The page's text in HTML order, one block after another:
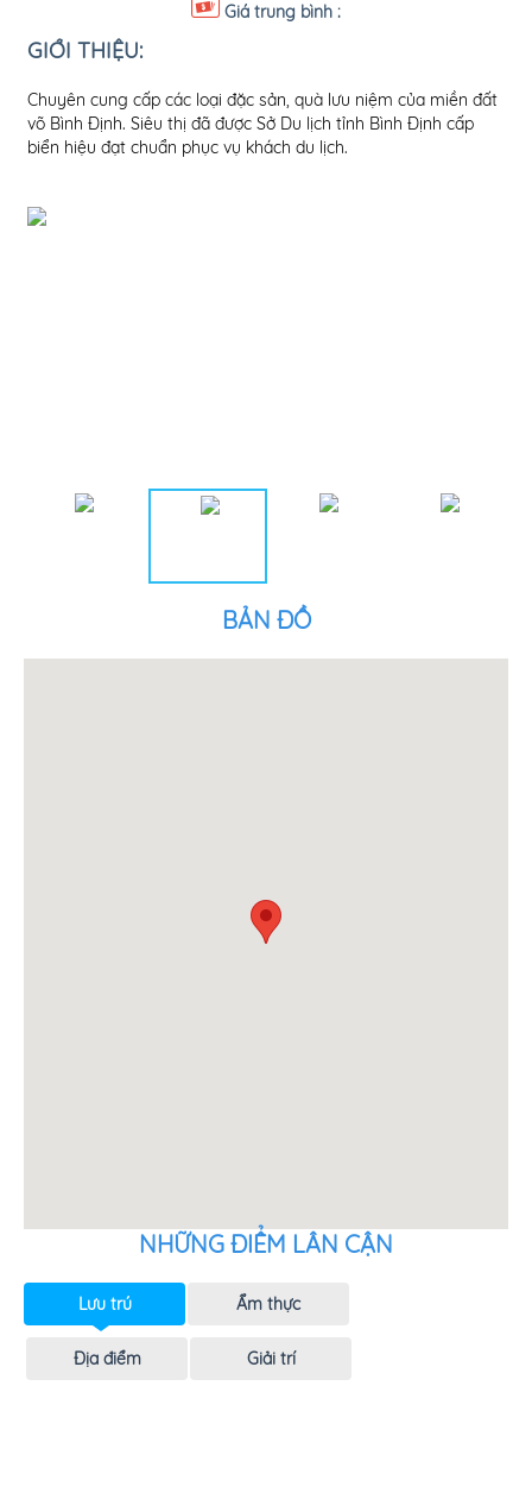
Giá trung bình :
GIỚI THIỆU:
Chuyên cung cấp các loại đặc sản, quà lưu niệm của miền đất
võ Bình Định. Siêu thị đã được Sở Du lịch tỉnh Bình Định cấp
biển hiệu đạt chuẩn phục vụ khách du lịch.
BẢN ĐỒ
NHỮNG ĐIỂM LÂN CẬN
Lưu trú Ẩm thực
Địa điểm Giải trí